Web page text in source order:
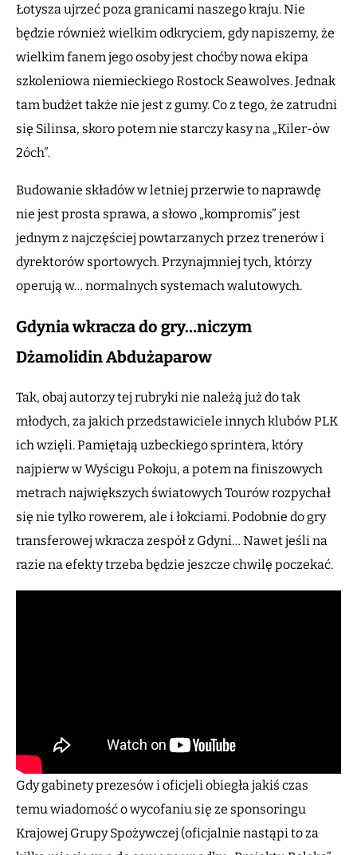
Łotysza ujrzeć poza granicami naszego kraju. Nie
będzie również wielkim odkryciem, gdy napiszemy, że
wielkim fanem jego osoby jest choćby nowa ekipa
szkoleniowa niemieckiego Rostock Seawolves. Jednak
tam budżet także nie jest z gumy. Co z tego, że zatrudni
się Silinsa, skoro potem nie starczy kasy na „Kiler-ów
2óch”.
Budowanie składów w letniej przerwie to naprawdę
nie jest prosta sprawa, a słowo „kompromis” jest
jednym z najczęściej powtarzanych przez trenerów i
dyrektorów sportowych. Przynajmniej tych, którzy
operują w… normalnych systemach walutowych.
Gdynia wkracza do gry…niczym
Dżamolidin Abdużaparow
Tak, obaj autorzy tej rubryki nie należą już do tak
młodych, za jakich przedstawiciele innych klubów PLK
ich wzięli. Pamiętają uzbeckiego sprintera, który
najpierw w Wyścigu Pokoju, a potem na finiszowych
metrach największych światowych Tourów rozpychał
się nie tylko rowerem, ale i łokciami. Podobnie do gry
transferowej wkracza zespół z Gdyni… Nawet jeśli na
razie na efekty trzeba będzie jeszcze chwilę poczekać.
Gdy gabinety prezesów i oficjeli obiegła jakiś czas
temu wiadomość o wycofaniu się ze sponsoringu
Krajowej Grupy Spożywczej (oficjalnie nastąpi to za